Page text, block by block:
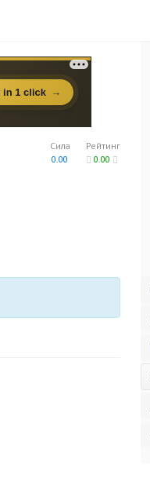
Рейтинг
0.00
Сила
0.00